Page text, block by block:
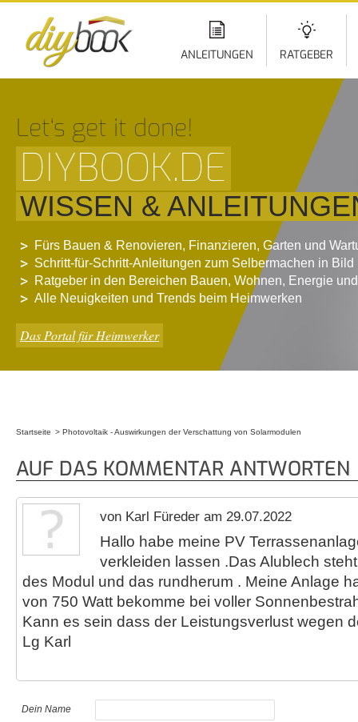
ANLEITUNGEN RATGEBER
Let‘s get it done!
DIYBOOK.DE
WISSEN &
Fürs Bauen & Renovieren, Finanzieren, Garten und
Schritt-für-Schritt-Anleitungen zum Selbermachen in Bild
Ratgeber in den Bereichen Bauen, Wohnen, Energie
Alle Neuigkeiten und Trends beim Heimwerken
Das Portal für Heimwerker
Startseite Photovoltaik - Auswirkungen der Verschattung von Solarmodulen
AUF DAS KOMMENTAR ANTWORTEN
von Karl Füreder am 29.07.2022
Hallo habe meine PV
verkleiden lassen .Das Alublech
des Modul und das rundherum . Meine Anlage
von 750 Watt bekomme bei voller
Kann es sein dass der Leistungsverlust wegen
Lg Karl
Dein Name